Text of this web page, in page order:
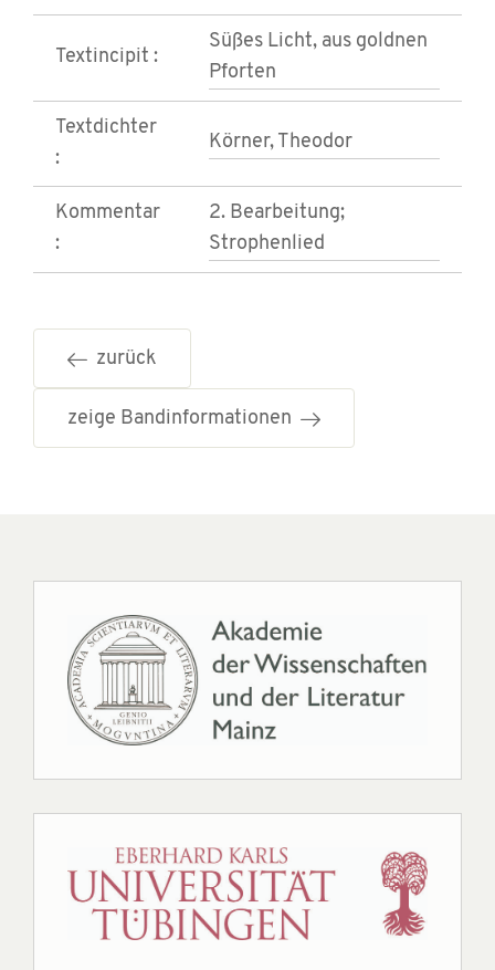
Textincipit :
Süßes Licht, aus goldnen
Pforten
Textdichter
:
Körner, Theodor
Kommentar
:
2. Bearbeitung;
Strophenlied
zurück
zeige Bandinformationen